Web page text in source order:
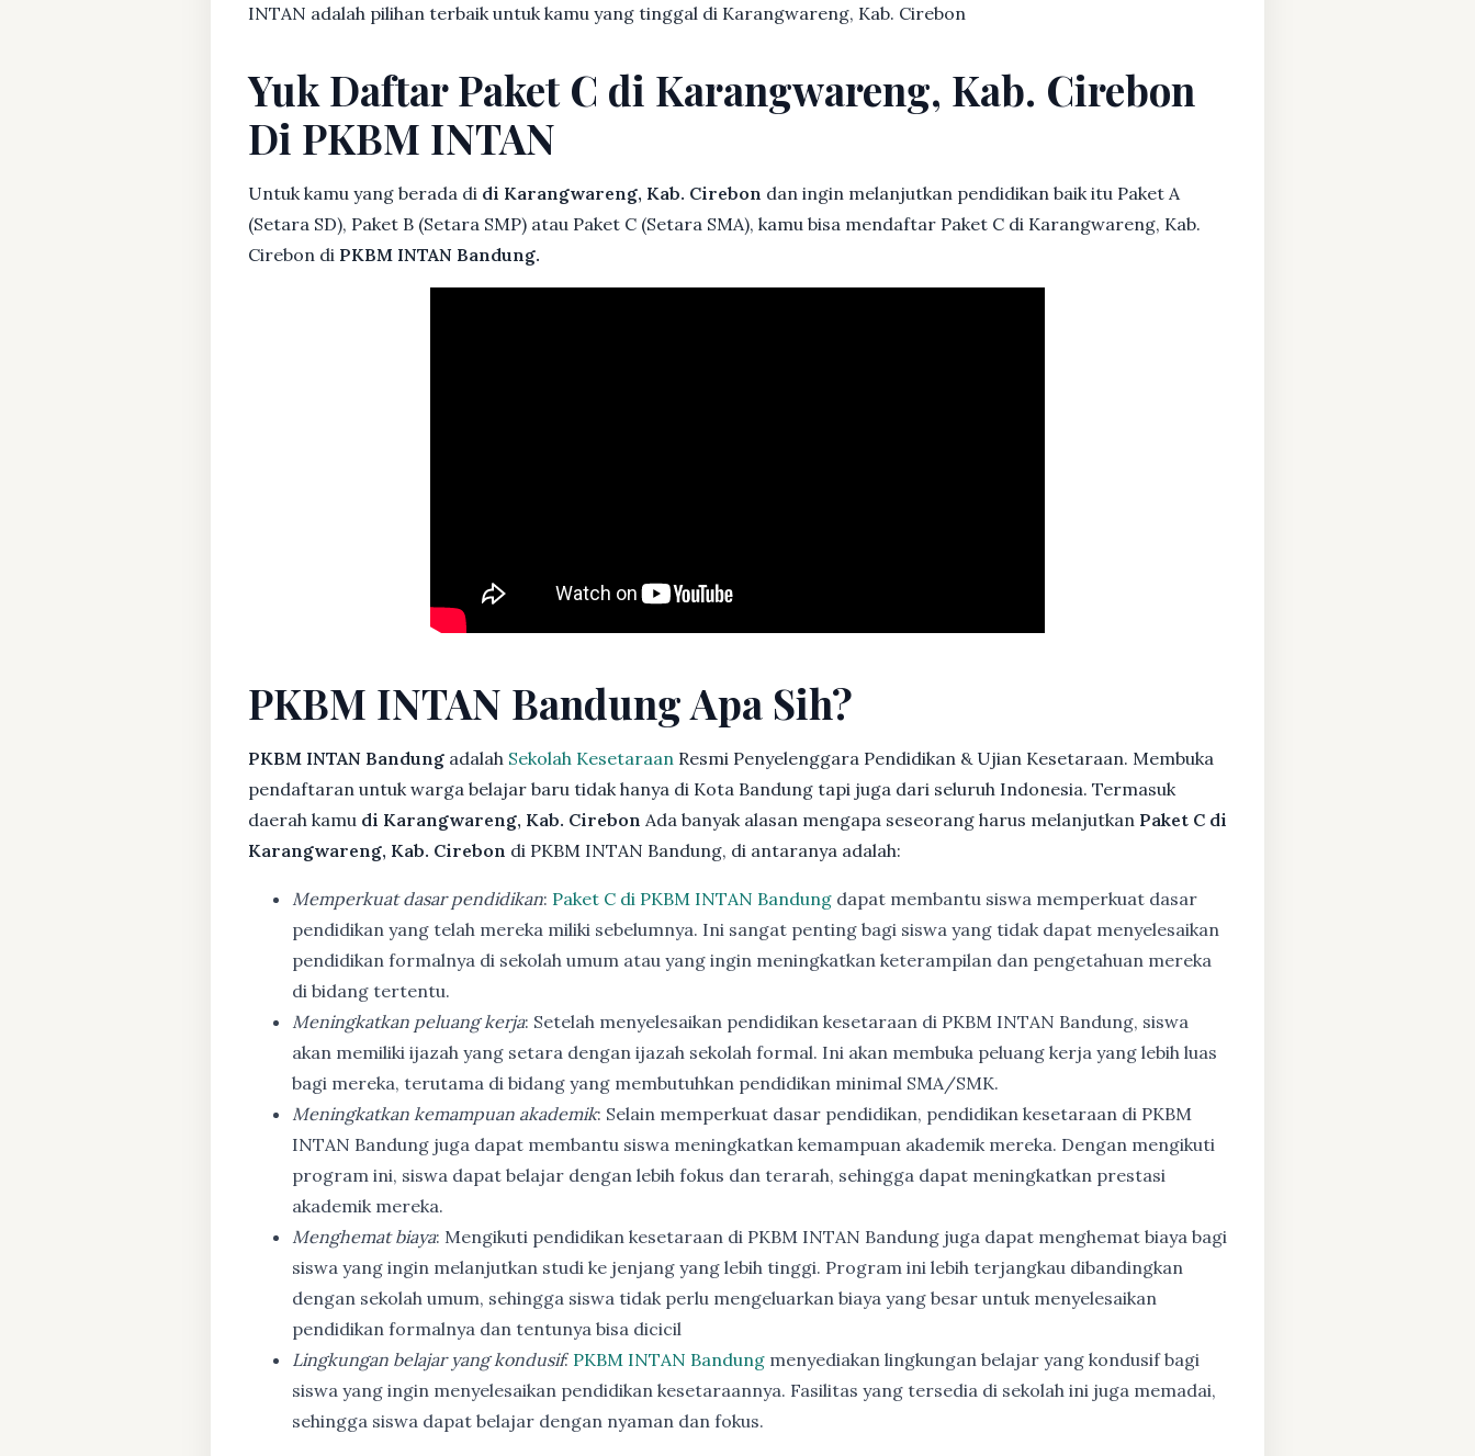
INTAN adalah pilihan terbaik untuk kamu yang tinggal di Karangwareng, Kab. Cirebon
Yuk Daftar Paket C di Karangwareng, Kab. Cirebon
Di PKBM INTAN
Untuk kamu yang berada di di Karangwareng, Kab. Cirebon dan ingin melanjutkan pendidikan baik itu Paket A
(Setara SD), Paket B (Setara SMP) atau Paket C (Setara SMA), kamu bisa mendaftar Paket C di Karangwareng, Kab.
Cirebon di PKBM INTAN Bandung.
PKBM INTAN Bandung Apa Sih?
PKBM INTAN Bandung adalah Sekolah Kesetaraan Resmi Penyelenggara Pendidikan & Ujian Kesetaraan. Membuka
pendaftaran untuk warga belajar baru tidak hanya di Kota Bandung tapi juga dari seluruh Indonesia. Termasuk
daerah kamu di Karangwareng, Kab. Cirebon Ada banyak alasan mengapa seseorang harus melanjutkan Paket C di
Karangwareng, Kab. Cirebon di PKBM INTAN Bandung, di antaranya adalah:
Memperkuat dasar pendidikan: Paket C di PKBM INTAN Bandung dapat membantu siswa memperkuat dasar
pendidikan yang telah mereka miliki sebelumnya. Ini sangat penting bagi siswa yang tidak dapat menyelesaikan
pendidikan formalnya di sekolah umum atau yang ingin meningkatkan keterampilan dan pengetahuan mereka
di bidang tertentu.
Meningkatkan peluang kerja: Setelah menyelesaikan pendidikan kesetaraan di PKBM INTAN Bandung, siswa
akan memiliki ijazah yang setara dengan ijazah sekolah formal. Ini akan membuka peluang kerja yang lebih luas
bagi mereka, terutama di bidang yang membutuhkan pendidikan minimal SMA/SMK.
Meningkatkan kemampuan akademik: Selain memperkuat dasar pendidikan, pendidikan kesetaraan di PKBM
INTAN Bandung juga dapat membantu siswa meningkatkan kemampuan akademik mereka. Dengan mengikuti
program ini, siswa dapat belajar dengan lebih fokus dan terarah, sehingga dapat meningkatkan prestasi
akademik mereka.
Menghemat biaya: Mengikuti pendidikan kesetaraan di PKBM INTAN Bandung juga dapat menghemat biaya bagi
siswa yang ingin melanjutkan studi ke jenjang yang lebih tinggi. Program ini lebih terjangkau dibandingkan
dengan sekolah umum, sehingga siswa tidak perlu mengeluarkan biaya yang besar untuk menyelesaikan
pendidikan formalnya dan tentunya bisa dicicil
Lingkungan belajar yang kondusif: PKBM INTAN Bandung menyediakan lingkungan belajar yang kondusif bagi
siswa yang ingin menyelesaikan pendidikan kesetaraannya. Fasilitas yang tersedia di sekolah ini juga memadai,
sehingga siswa dapat belajar dengan nyaman dan fokus.